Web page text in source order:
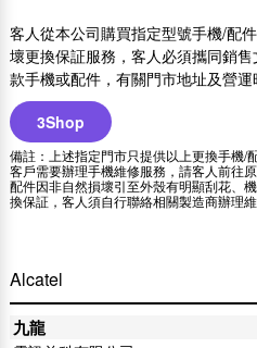
客人從本公司購買指定型號手機/配
壞更換保証服務，客人必須攜同銷
款手機或配件，有關門市地址及營運
3Shop
備註：上述指定門市只提供以上更換手機/
客戶需要辦理手機維修服務，請客人前往
配件因非自然損壞引至外殼有明顯刮花、
換保証，客人須自行聯絡相關製造商辦理維
Alcatel
九龍